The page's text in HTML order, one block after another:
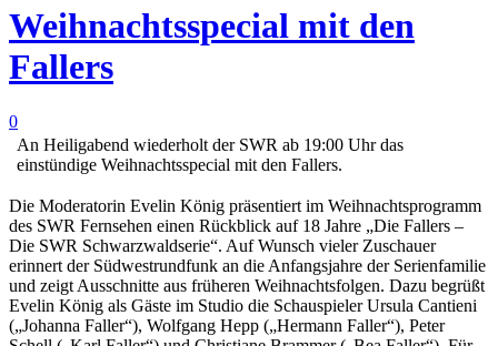
Weihnachtsspecial mit den
Fallers
0
An Heiligabend wiederholt der SWR ab 19:00 Uhr das
einstündige Weihnachtsspecial mit den Fallers.
Die Moderatorin Evelin König präsentiert im Weihnachtsprogramm
des SWR Fernsehen einen Rückblick auf 18 Jahre „Die Fallers –
Die SWR Schwarzwaldserie“. Auf Wunsch vieler Zuschauer
erinnert der Südwestrundfunk an die Anfangsjahre der Serienfamilie
und zeigt Ausschnitte aus früheren Weihnachtsfolgen. Dazu begrüßt
Evelin König als Gäste im Studio die Schauspieler Ursula Cantieni
(„Johanna Faller“), Wolfgang Hepp („Hermann Faller“), Peter